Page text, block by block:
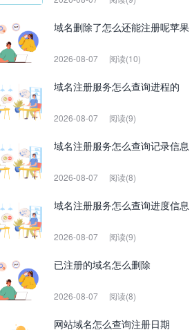
域名删除了怎么还能注册呢苹果
2026-08-07 阅读(10)
域名注册服务怎么查询进程的
2026-08-07 阅读(9)
域名注册服务怎么查询记录信息
2026-08-07 阅读(8)
域名注册服务怎么查询进度信息
2026-08-07 阅读(9)
已注册的域名怎么删除
2026-08-07 阅读(8)
网站域名怎么查询注册日期